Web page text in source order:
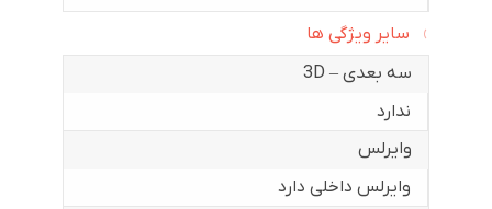
سایر ویژگی ها
سه بعدی – 3D
ندارد
وایرلس
وایرلس داخلی دارد